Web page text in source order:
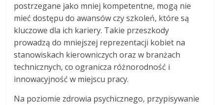
postrzegane jako mniej kompetentne, mogą nie
mieć dostępu do awansów czy szkoleń, które są
kluczowe dla ich kariery. Takie przeszkody
prowadzą do mniejszej reprezentacji kobiet na
stanowiskach kierowniczych oraz w branżach
technicznych, co ogranicza różnorodność i
innowacyjność w miejscu pracy.
Na poziomie zdrowia psychicznego, przypisywanie